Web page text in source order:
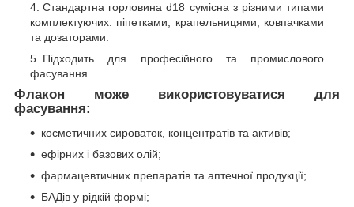
Стандартна горловина d18 сумісна з різними типами
комплектуючих: піпетками, крапельницями, ковпачками
та дозаторами.
Підходить для професійного та промислового
фасування.
Флакон може використовуватися для
фасування:
косметичних сироваток, концентратів та активів;
ефірних і базових олій;
фармацевтичних препаратів та аптечної продукції;
БАДів у рідкій формі;